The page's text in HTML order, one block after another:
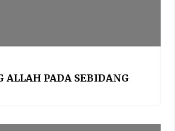
ALLAH PADA SEBIDANG